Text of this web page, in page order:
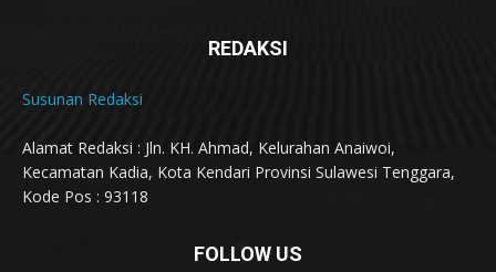
REDAKSI
Susunan Redaksi
Alamat Redaksi : Jln. KH. Ahmad, Kelurahan Anaiwoi,
Kecamatan Kadia, Kota Kendari Provinsi Sulawesi Tenggara,
Kode Pos : 93118
FOLLOW US